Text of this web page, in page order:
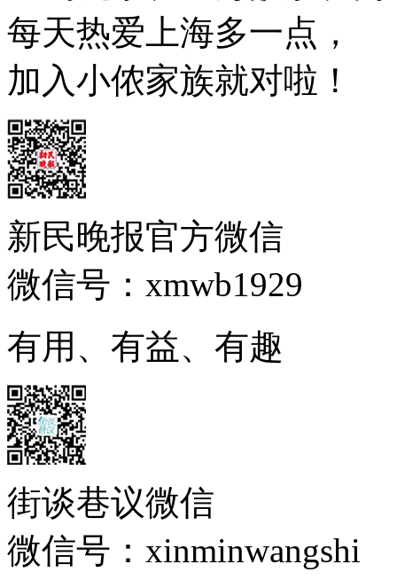
每天热爱上海多一点，
加入小侬家族就对啦！
新民晚报官方微信
微信号：xmwb1929
有用、有益、有趣
街谈巷议微信
微信号：xinminwangshi